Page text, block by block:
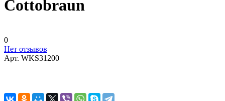
Cottobraun
0
Нет отзывов
Арт. WKS31200